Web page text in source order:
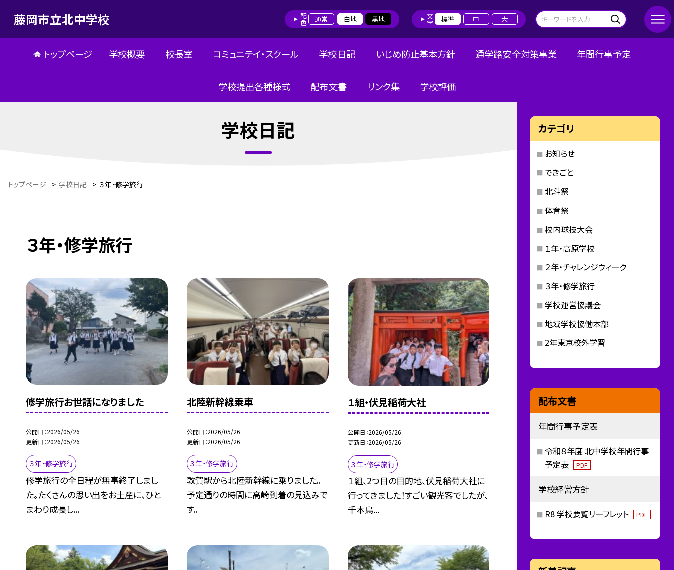
藤岡市立北中学校 配色 通常 白地 黒地 文字 標準 中 大
トップページ 学校概要 校長室 コミュニテイ・スクール 学校日記 いじめ防止基本方針 通学路安全対策事業 年間行事予定
学校提出各種様式 配布文書 リンク集 学校評価
学校日記
トップページ > 学校日記 > ３年・修学旅行
３年・修学旅行
修学旅行お世話になりました
公開日 2026/05/26
更新日 2026/05/26
３年・修学旅行
修学旅行の全日程が無事終了しまし
た。たくさんの思い出をお土産に、ひと
まわり成長し...
北陸新幹線乗車
公開日 2026/05/26
更新日 2026/05/26
３年・修学旅行
敦賀駅から北陸新幹線に乗りました。
予定通りの時間に高崎到着の見込みで
す。
１組・伏見稲荷大社
公開日 2026/05/26
更新日 2026/05/26
３年・修学旅行
１組、2つ目の目的地、伏見稲荷大社に
行ってきました！すごい観光客でしたが、
千本鳥...
カテゴリ
お知らせ
できごと
北斗祭
体育祭
校内球技大会
１年・高原学校
２年・チャレンジウィーク
３年・修学旅行
学校運営協議会
地域学校協働本部
2年東京校外学習
配布文書
年間行事予定表
令和８年度 北中学校年間行事
予定表
PDF
学校経営方針
R8 学校要覧リーフレット PDF